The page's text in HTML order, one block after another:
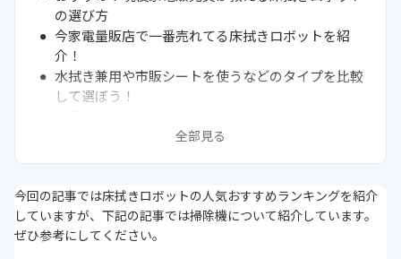
の選び方
今家電量販店で一番売れてる床拭きロボットを紹
介！
水拭き兼用や市販シートを使うなどのタイプを比較
して選ぼう！
その他メーカーの床拭きロボット人気おすすめラン
キング8選
その他メーカーの床拭きロボットおすすめ商品比較
全部見る
今回の記事では床拭きロボットの人気おすすめランキングを紹介
していますが、下記の記事では掃除機について紹介しています。
ぜひ参考にしてください。